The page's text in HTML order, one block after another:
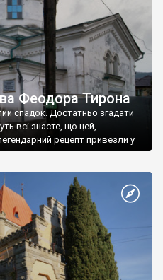
Феодора Тирона
спадок. Достатньо згадати
всі знаєте, що цей,
рецепт привезли у